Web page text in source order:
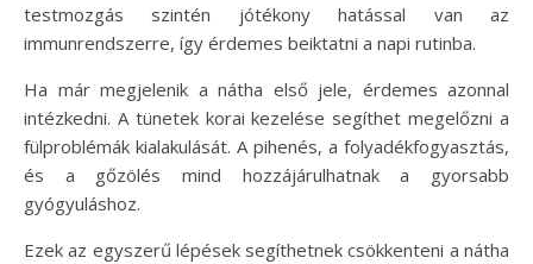
testmozgás szintén jótékony hatással van az
immunrendszerre, így érdemes beiktatni a napi rutinba.
Ha már megjelenik a nátha első jele, érdemes azonnal
intézkedni. A tünetek korai kezelése segíthet megelőzni a
fülproblémák kialakulását. A pihenés, a folyadékfogyasztás,
és a gőzölés mind hozzájárulhatnak a gyorsabb
gyógyuláshoz.
Ezek az egyszerű lépések segíthetnek csökkenteni a nátha